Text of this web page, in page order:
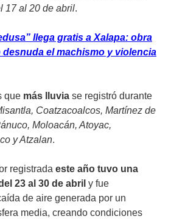
17 al 20 de abril.
llega gratis a Xalapa: obra
el machismo y violencia
que más lluvia se registró durante
Coatzacoalcos, Martínez de
Moloacán, Atoyac,
y Atzalan.
registrada este año tuvo una
23 al 30 de abril y fue
de aire generada por un
media, creando condiciones